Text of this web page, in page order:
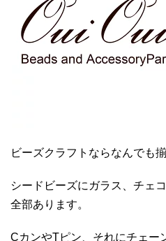
ビーズクラフトならなんでも
シードビーズにガラス、チェ
全部あります。
CカンやTピン、それにチェー